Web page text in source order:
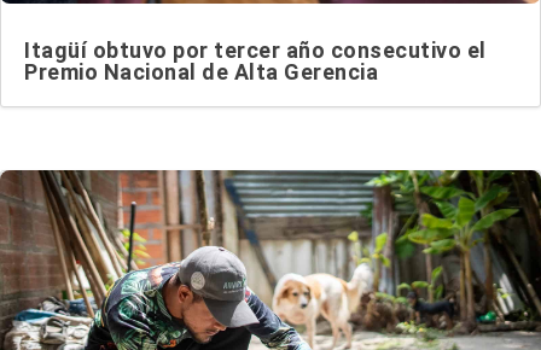
Itagüí obtuvo por tercer año consecutivo el
Premio Nacional de Alta Gerencia